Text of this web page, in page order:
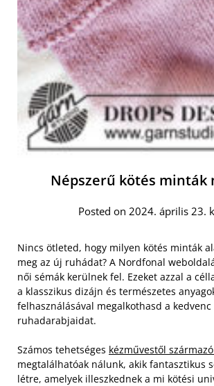
Népszerű kötés minták
Posted on 2024. április 23.
Nincs ötleted, hogy milyen kötés minták
meg az új ruhádat? A Nordfonal
női sémák kerülnek fel. Ezeket azzal a
a klasszikus dizájn és természetes
felhasználásával megalkothasd a
ruhadarabjaidat.
Számos tehetséges kézművestől
megtalálhatóak nálunk, akik fantasztikus
létre, amelyek illeszkednek a mi kötési